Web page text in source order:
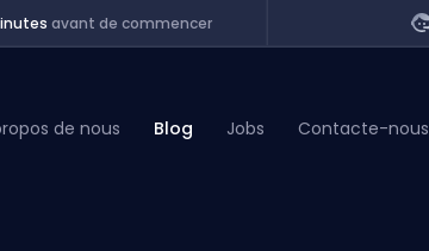
avant de commencer
de nous Blog Jobs Contacte-nous